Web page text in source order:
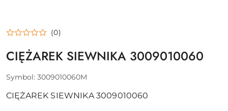
(0)
CIĘŻAREK SIEWNIKA 3009010060
Symbol: 3009010060M
CIĘŻAREK SIEWNIKA 3009010060